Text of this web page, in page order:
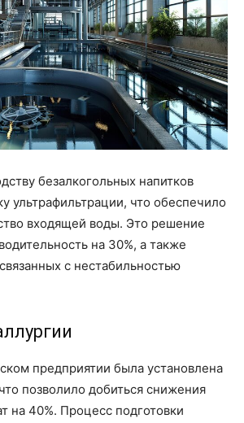
безалкогольных напитков
ультрафильтрации, что обеспечило
входящей воды. Это решение
на 30%, а также
с нестабильностью
предприятии была установлена
позволило добиться снижения
на 40%. Процесс подготовки